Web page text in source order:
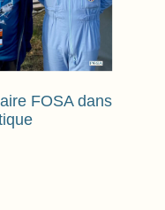
FOSA dans